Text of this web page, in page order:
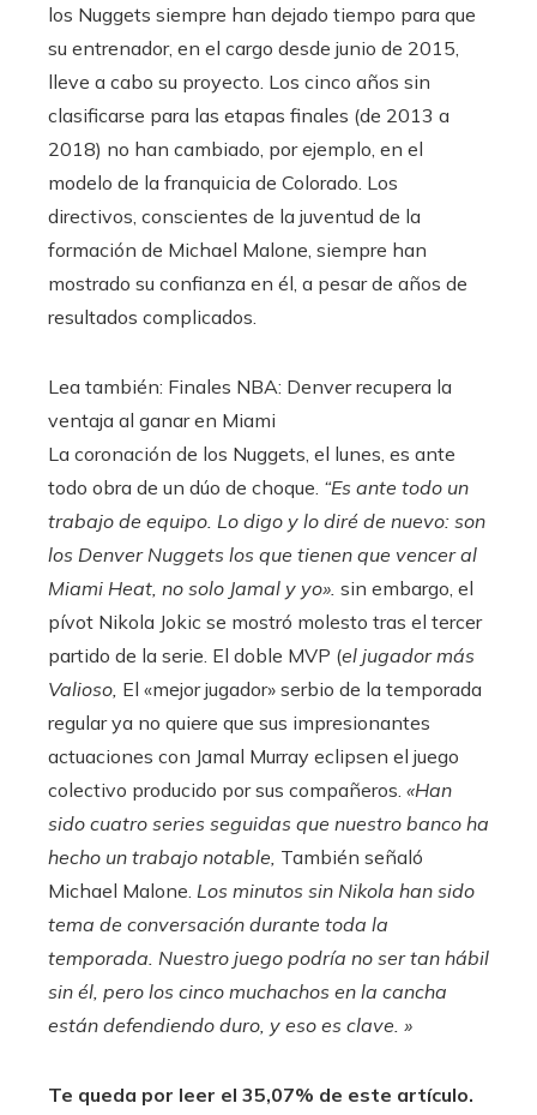
los Nuggets siempre han dejado tiempo para que
su entrenador, en el cargo desde junio de 2015,
lleve a cabo su proyecto. Los cinco años sin
clasificarse para las etapas finales (de 2013 a
2018) no han cambiado, por ejemplo, en el
modelo de la franquicia de Colorado. Los
directivos, conscientes de la juventud de la
formación de Michael Malone, siempre han
mostrado su confianza en él, a pesar de años de
resultados complicados.
Lea también: Finales NBA: Denver recupera la
ventaja al ganar en Miami
La coronación de los Nuggets, el lunes, es ante
todo obra de un dúo de choque. “Es ante todo un
trabajo de equipo. Lo digo y lo diré de nuevo: son
los Denver Nuggets los que tienen que vencer al
Miami Heat, no solo Jamal y yo». sin embargo, el
pívot Nikola Jokic se mostró molesto tras el tercer
partido de la serie. El doble MVP (el jugador más
Valioso, El «mejor jugador» serbio de la temporada
regular ya no quiere que sus impresionantes
actuaciones con Jamal Murray eclipsen el juego
colectivo producido por sus compañeros. «Han
sido cuatro series seguidas que nuestro banco ha
hecho un trabajo notable, También señaló
Michael Malone. Los minutos sin Nikola han sido
tema de conversación durante toda la
temporada. Nuestro juego podría no ser tan hábil
sin él, pero los cinco muchachos en la cancha
están defendiendo duro, y eso es clave. »
Te queda por leer el 35,07% de este artículo.